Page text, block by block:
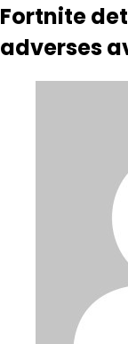
Fortnite
adverses